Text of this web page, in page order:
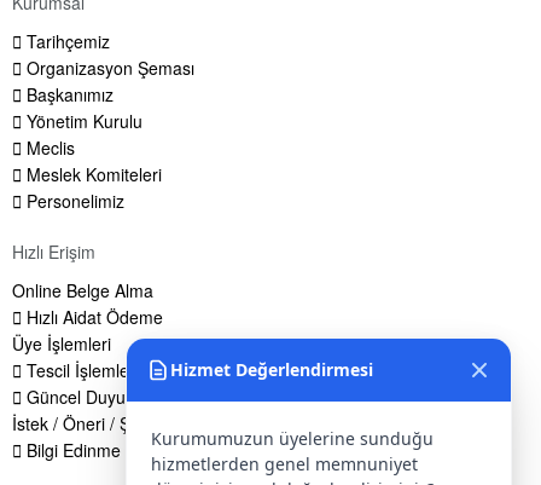
Tarihçemiz
Organizasyon Şeması
Başkanımız
Yönetim Kurulu
Meclis
Meslek Komiteleri
Personelimiz
Hızlı Erişim
Online Belge Alma
Hızlı Aidat Ödeme
Üye İşlemleri
Tescil İşlemleri
Güncel Duyurular
İstek / Öneri / Şikayet Formu
Bilgi Edinme Hakkı
Hizmet Değerlendirmesi
Kurumumuzun üyelerine sunduğu
hizmetlerden genel memnuniyet